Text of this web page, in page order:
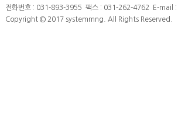
전화번호 : 031-893-3955 팩스 : 031-262-4762 E-mail
Copyright © 2017 systemmng. All Rights Reserved.